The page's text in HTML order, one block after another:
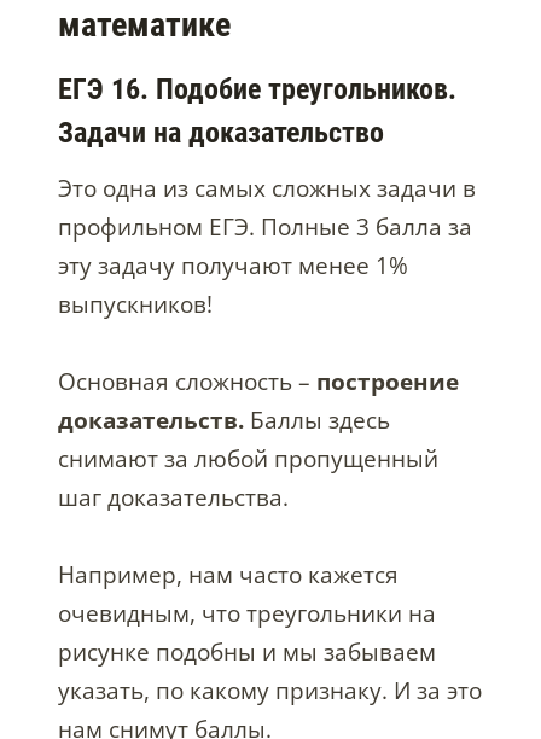
математике
ЕГЭ 16. Подобие треугольников.
Задачи на доказательство
Это одна из самых сложных задачи в
профильном ЕГЭ. Полные 3 балла за
эту задачу получают менее 1%
выпускников!
Основная сложность – построение
доказательств. Баллы здесь
снимают за любой пропущенный
шаг доказательства.
Например, нам часто кажется
очевидным, что треугольники на
рисунке подобны и мы забываем
указать, по какому признаку. И за это
нам снимут баллы.